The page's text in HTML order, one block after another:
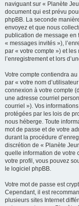
naviguant sur « Planète
document qui est prévu
phpBB. La seconde
envoyez et que nous
publication de message en
« messages invités »),
par « votre compte ») et
l’enregistrement et lors
Votre compte contiendra
par « votre nom
connexion à votre compte
une adresse courriel
courriel »). Vos
protégées par les lois de
nous héberge. Toute
mot de passe et de votre
durant la procédure
discrétion de « Planète
quelle information de votre
votre profil, vous pouvez
le logiciel phpBB.
Votre mot de passe est
Cependant, il est
plusieurs sites Internet